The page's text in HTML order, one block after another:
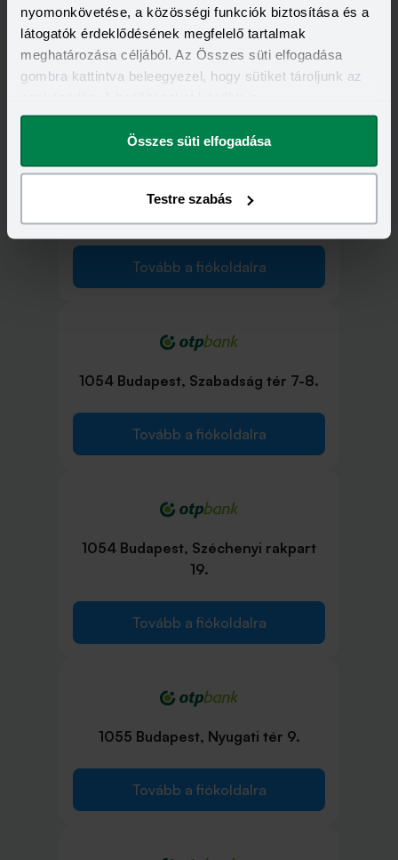
nyomonkövetése, a közösségi funkciók biztosítása és a
látogatók érdeklődésének megfelelő tartalmak
meghatározása céljából. Az Összes süti elfogadása
gombra kattintva beleegyezel, hogy sütiket tároljunk az
megváltoztathatod.
Összes süti elfogadása
Testre szabás
1052 Budapest, Deák Ferenc utca 7-
9.
Tovább a fiókoldalra
1054 Budapest, Szabadság tér 7-8.
Tovább a fiókoldalra
1054 Budapest, Széchenyi rakpart
19.
Tovább a fiókoldalra
1055 Budapest, Nyugati tér 9.
Tovább a fiókoldalra